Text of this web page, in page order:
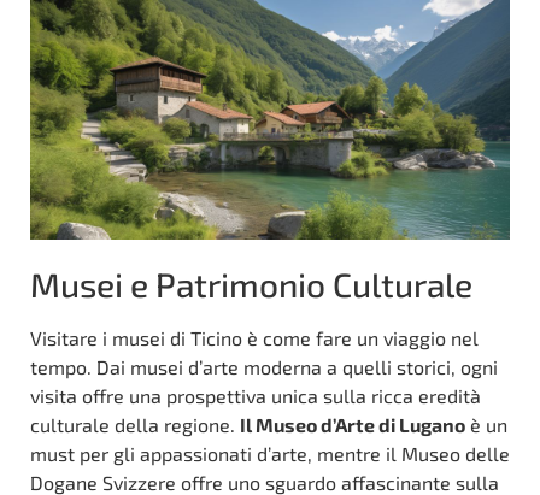
Musei e Patrimonio Culturale
Visitare i musei di Ticino è come fare un viaggio nel
tempo. Dai musei d’arte moderna a quelli storici, ogni
visita offre una prospettiva unica sulla ricca eredità
culturale della regione. Il Museo d’Arte di Lugano è un
must per gli appassionati d’arte, mentre il Museo delle
Dogane Svizzere offre uno sguardo affascinante sulla